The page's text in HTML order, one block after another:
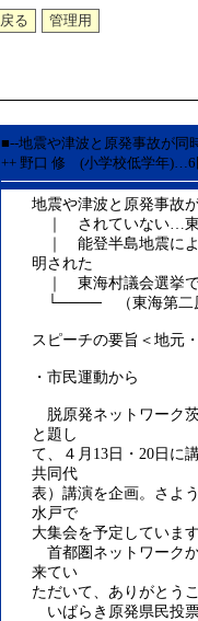
■--地震や津波と原発事故が同
++ 野口 修 (小学校低学年
地震や津波と原発事故
｜ されていない…東
｜ 能登半島地震によ
明された
｜ 東海村議会選挙で
└──── （東海第二
スピーチの要旨＜地元
・市民運動から
脱原発ネットワーク
と題し
て、４月13日・20日に
共同代
表）講演を企画。さよ
水戸で
大集会を予定していま
首都圏ネットワーク
来てい
ただいて、ありがとう
いばらき原発県民投